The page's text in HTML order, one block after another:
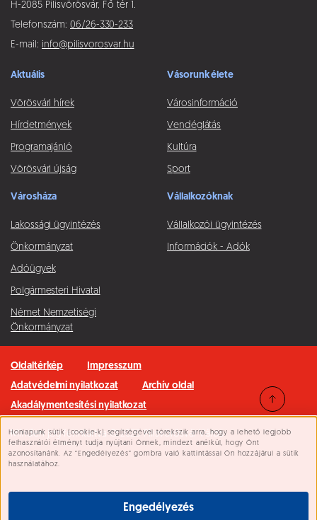
Süti beállítások
Honlapunk sütik (cookie-k) segítségével törekszik arra, hogy a lehető legjobb
felhasználói élményt tudja nyújtani Önnek, mindezt anélkül, hogy Önt
azonosítanánk. Az “Engedélyezés” gombra való kattintással Ön hozzájárul a sütik
használatához.
Engedélyezés
H-2085 Pilisvörösvár, Fő tér 1.
Telefonszám: 06/26-330-233
E-mail: info@pilisvorosvar.hu
Aktuális
Vörösvári hírek
Hírdetmények
Programajánló
Vörösvári újság
Vásorunk élete
Városinformáció
Vendéglátás
Kultúra
Sport
Városháza
Lakossági ügyintézés
Önkormányzat
Adóügyek
Polgármesteri Hivatal
Német Nemzetiségi
Önkormányzat
Vállalkozóknak
Vállalkozói ügyintézés
Információk - Adók
Oldaltérkép
Impresszum
Adatvédelmi nyilatkozat
Archív oldal
Akadálymentesítési nyilatkozat
Minden jog fenntartva © 2026 Pilisvörösvár Város